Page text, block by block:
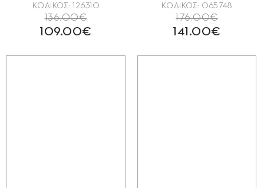
ΚΩΔΙΚΟΣ: 126310
136.00€
109.00€
ΚΩΔΙΚΟΣ: 065748
176.00€
141.00€